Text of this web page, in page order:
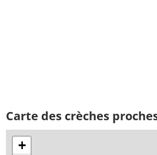
Carte des crèches
+